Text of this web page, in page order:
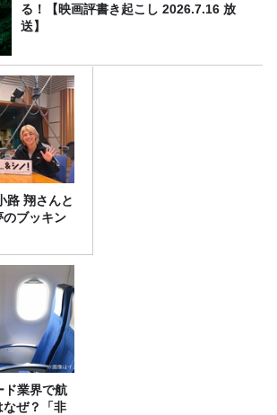
る！【映画評書き起こし 2026.7.16 放
送】
路 翔さんと
のブッキン
業界で航
なぜ？「非